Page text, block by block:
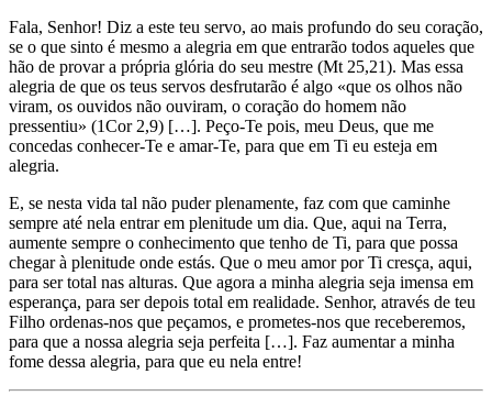
Fala, Senhor! Diz a este teu servo, ao mais profundo do seu coração,
se o que sinto é mesmo a alegria em que entrarão todos aqueles que
hão de provar a própria glória do seu mestre (Mt 25,21). Mas essa
alegria de que os teus servos desfrutarão é algo «que os olhos não
viram, os ouvidos não ouviram, o coração do homem não
pressentiu» (1Cor 2,9) […]. Peço-Te pois, meu Deus, que me
concedas conhecer-Te e amar-Te, para que em Ti eu esteja em
alegria.
E, se nesta vida tal não puder plenamente, faz com que caminhe
sempre até nela entrar em plenitude um dia. Que, aqui na Terra,
aumente sempre o conhecimento que tenho de Ti, para que possa
chegar à plenitude onde estás. Que o meu amor por Ti cresça, aqui,
para ser total nas alturas. Que agora a minha alegria seja imensa em
esperança, para ser depois total em realidade. Senhor, através de teu
Filho ordenas-nos que peçamos, e prometes-nos que receberemos,
para que a nossa alegria seja perfeita […]. Faz aumentar a minha
fome dessa alegria, para que eu nela entre!